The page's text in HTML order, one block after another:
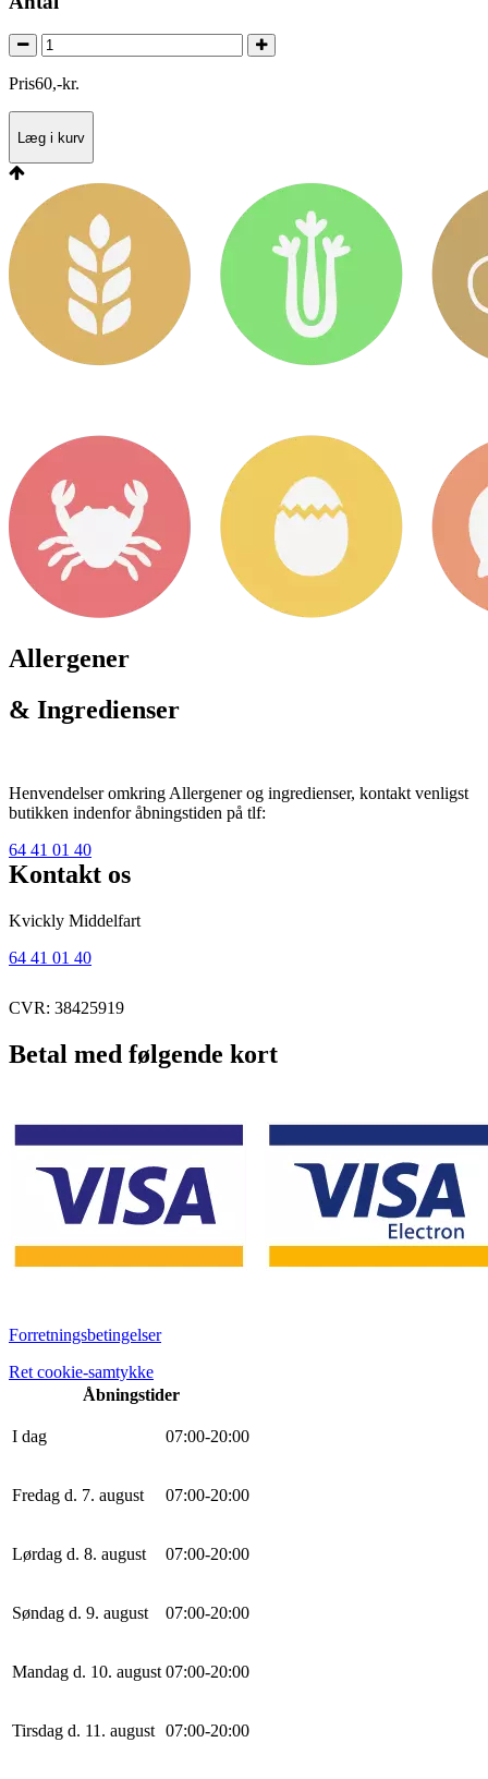
Pris60,-kr.
Læg i kurv
Allergener
& Ingredienser
Henvendelser omkring Allergener og ingredienser, kontakt venligst
butikken indenfor åbningstiden på tlf:
64 41 01 40
Kontakt os
Kvickly Middelfart
64 41 01 40
CVR: 38425919
Betal med følgende kort
Forretningsbetingelser
Ret cookie-samtykke
Åbningstider
I dag 07:00-20:00
Fredag d. 7. august 07:00-20:00
Lørdag d. 8. august 07:00-20:00
Søndag d. 9. august 07:00-20:00
Mandag d. 10. august 07:00-20:00
Tirsdag d. 11. august 07:00-20:00